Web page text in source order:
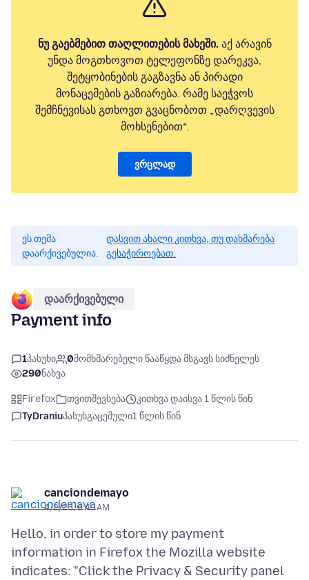
ნუ გაებმებით თაღლითების მახეში.აქ არავინ
უნდა მოგთხოვოთ ტელეფონზე დარეკვა,
შეტყობინების გაგზავნა ან პირადი
მონაცემების გაზიარება. რამე საეჭვოს
შემჩნევისას გთხოვთ გვაცნობოთ „დარღვევის
მოხსენებით“.
ვრცლად
ეს თემა
დაარქივებულია.
დასვით ახალი კითხვა, თუ დახმარება
გესაჭიროებათ.
დაარქივებული
Payment info
1პასუხი 0მომხმარებელი წააწყდა მსგავს სიძნელეს
290ნახვა
Firefox თვითშევსება
კითხვა დაისვა 1 წლის წინ
TyDraniuპასუხგაცემული1 წლის წინ
canciondemayo
4/2/25, 8:49 AM
Hello, in order to store my payment
information in Firefox the Mozilla website
indicates: "Click the Privacy & Security panel